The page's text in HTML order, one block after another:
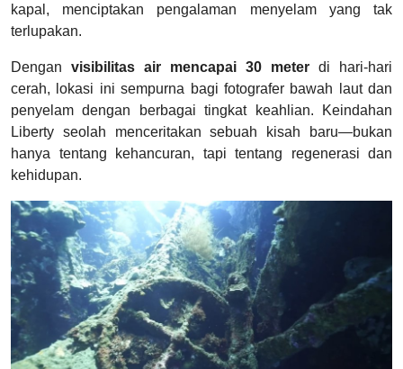
kapal, menciptakan pengalaman menyelam yang tak
terlupakan.
Dengan visibilitas air mencapai 30 meter di hari-hari
cerah, lokasi ini sempurna bagi fotografer bawah laut dan
penyelam dengan berbagai tingkat keahlian. Keindahan
Liberty seolah menceritakan sebuah kisah baru—bukan
hanya tentang kehancuran, tapi tentang regenerasi dan
kehidupan.